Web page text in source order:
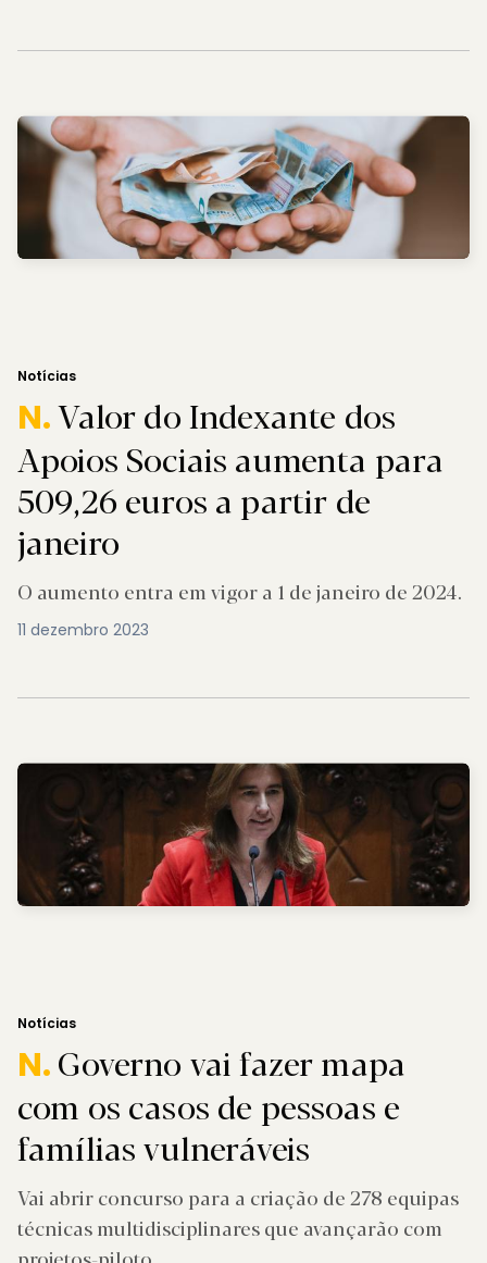
Notícias
N.Valor do Indexante dos
Apoios Sociais aumenta para
509,26 euros a partir de
janeiro
O aumento entra em vigor a 1 de janeiro de 2024.
11 dezembro 2023
Notícias
N.Governo vai fazer mapa
com os casos de pessoas e
famílias vulneráveis
Vai abrir concurso para a criação de 278 equipas
técnicas multidisciplinares que avançarão com